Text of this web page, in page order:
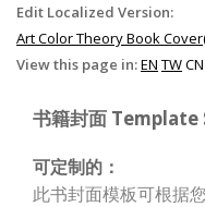
Edit Localized Version:
Art Color Theory Book
View this page in:EN TWCN
书籍封面
可定制的：
此书封面模板可根据